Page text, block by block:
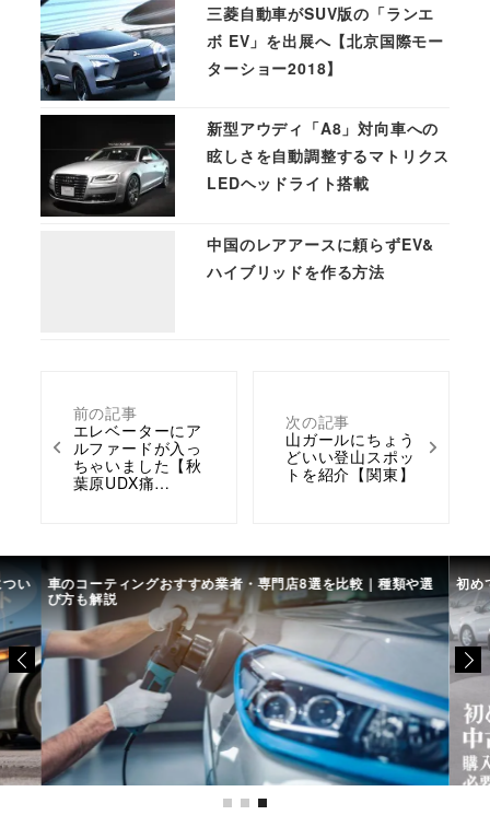
前の記事
エレベーターにア
ルファードが入っ
ちゃいました【秋
葉原UDX痛…
次の記事
山ガールにちょう
どいい登山スポッ
トを紹介【関東】
三菱自動車がSUV版の「ランエ
ボ EV」を出展へ【北京国際モー
ターショー2018】
新型アウディ「A8」対向車への
眩しさを自動調整するマトリクス
LEDヘッドライト搭載
中国のレアアースに頼らずEV&
ハイブリッドを作る方法
選 初めての中古車選び、購入時の流れや必要な書類などについて 中
て